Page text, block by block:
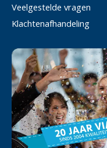
Veelgestelde vragen
Klachtenafhandeling